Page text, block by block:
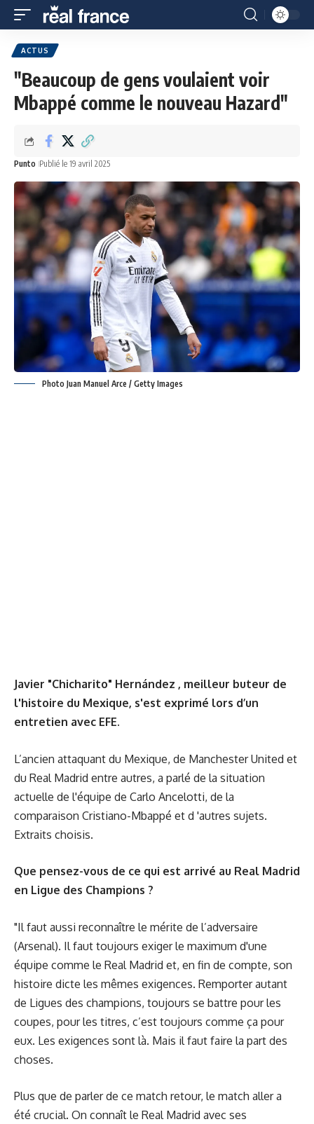
ACTUS
"Beaucoup de gens voulaient voir
Mbappé comme le nouveau Hazard"
Punto Publié le 19 avril 2025
Photo Juan Manuel Arce / Getty Images
Javier "Chicharito" Hernández , meilleur buteur de
l'histoire du Mexique, s'est exprimé lors d’un
entretien avec EFE.
L’ancien attaquant du Mexique, de Manchester United et
du Real Madrid entre autres, a parlé de la situation
actuelle de l'équipe de Carlo Ancelotti, de la
comparaison Cristiano-Mbappé et d 'autres sujets.
Extraits choisis.
Que pensez-vous de ce qui est arrivé au Real Madrid
en Ligue des Champions ?
"Il faut aussi reconnaître le mérite de l’adversaire
(Arsenal). Il faut toujours exiger le maximum d'une
équipe comme le Real Madrid et, en fin de compte, son
histoire dicte les mêmes exigences. Remporter autant
de Ligues des champions, toujours se battre pour les
coupes, pour les titres, c’est toujours comme ça pour
eux. Les exigences sont là. Mais il faut faire la part des
choses.
Plus que de parler de ce match retour, le match aller a
été crucial. On connaît le Real Madrid avec ses